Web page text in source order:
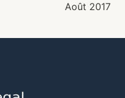
Août 2017